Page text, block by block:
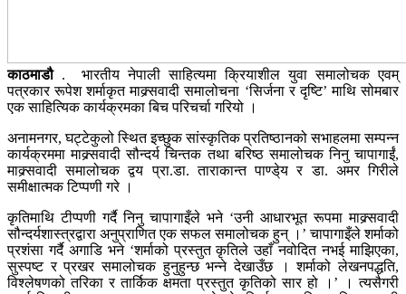
काठमाडौ. भारतीय नेपाली साहित्यमा क्रियाशील युवा समालोचक एवम्
पत्रकार रूपेश शर्माकृत माक्र्सवादी समालोचना ‘सिर्जना र दृष्टि’ माथि सोमबार
एक साहित्यिक कार्यक्रमका बिच परिचर्चा गरियो ।
अनामनगर, घट्टेकुलो स्थित इच्छुक सांस्कृतिक प्रतिष्ठानको सभाहलमा सम्पन्न
कार्यक्रममा माक्र्सवादी सौन्दर्य चिन्तक तथा बरिष्ठ समालोचक निनु चापागाईं,
माक्र्सवादी समालोचक द्वय प्रा.डा. ताराकान्त पाण्डे्य र डा. अमर गिरीले
समीक्षात्मक टिप्पणी गरे ।
कृतिमाथि टीप्पणी गर्दै निनु चापागाइँले भने ‘उनी आधारभूत रूपमा माक्र्सवादी
सौन्दर्यशास्त्रद्वारा अनुप्राणित एक सफल समालोचक हुन् ।’ चापागाइँले शर्माको
प्रशंसा गर्दै अगाडि भने ‘शर्माको प्रस्तुत कृतिले उहाँ नवोदित नभई माझिएका,
सुस्पष्ट र प्रखर समालोचक हुनुहुन्छ भन्ने देखाउँछ । शर्माको लेखनपद्धति,
विश्लेषणको तरिका र तार्किक क्षमता प्रस्तुत कृतिको सार हो ।’ । त्यसैगरी